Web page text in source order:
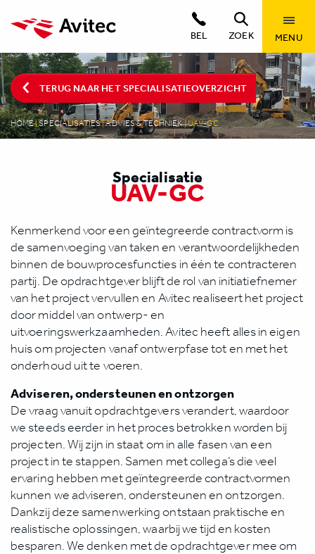
BEL ZOEK MENU
TERUG NAAR HET SPECIALISATIEOVERZICHT
HOME|SPECIALISATIES|ADVIES & TECHNIEK|UAV-GC
Specialisatie
UAV-GC
Kenmerkend voor een geïntegreerde contractvorm is
de samenvoeging van taken en verantwoordelijkheden
binnen de bouwprocesfuncties in één te contracteren
partij. De opdrachtgever blijft de rol van initiatiefnemer
van het project vervullen en Avitec realiseert het project
door middel van ontwerp- en
uitvoeringswerkzaamheden. Avitec heeft alles in eigen
huis om projecten vanaf ontwerpfase tot en met het
onderhoud uit te voeren.
Adviseren, ondersteunen en ontzorgen
De vraag vanuit opdrachtgevers verandert, waardoor
we steeds eerder in het proces betrokken worden bij
projecten. Wij zijn in staat om in alle fasen van een
project in te stappen. Samen met collega’s die veel
ervaring hebben met geïntegreerde contractvormen
kunnen we adviseren, ondersteunen en ontzorgen.
Dankzij deze samenwerking ontstaan praktische en
realistische oplossingen, waarbij we tijd en kosten
besparen. We denken met de opdrachtgever mee om